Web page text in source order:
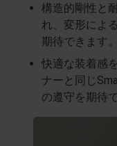
構造的剛性と
れ、変形によ
期待できます。
快適な装着感
ナーと同じ
の遵守を期待